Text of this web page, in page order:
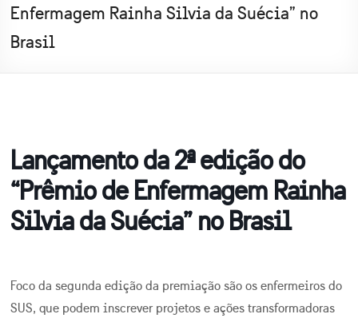
Paulo
Enfermagem Rainha Silvia da Suécia” no
Brasil
Lançamento da 2ª edição do
“Prêmio de Enfermagem Rainha
Silvia da Suécia” no Brasil
Foco da segunda edição da premiação são os enfermeiros do
SUS, que podem inscrever projetos e ações transformadoras